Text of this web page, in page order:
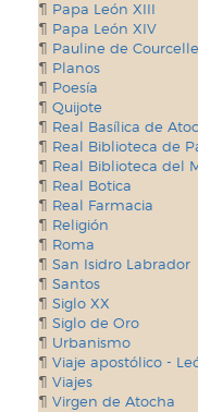
Papa León XIII
Papa León XIV
Pauline de
Planos
Poesía
Quijote
Real Basílica de
Real Biblioteca de
Real Biblioteca del
Real Botica
Real Farmacia
Religión
Roma
San Isidro Labrador
Santos
Siglo XX
Siglo de Oro
Urbanismo
Viaje apostólico -
Viajes
Virgen de Atocha